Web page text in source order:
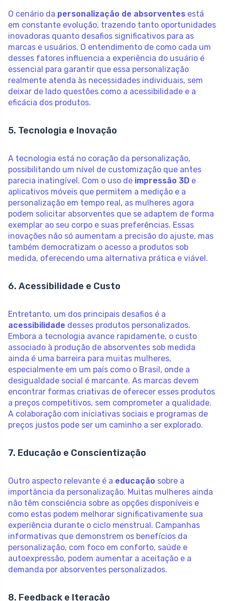
O cenário da personalização de absorventes está
em constante evolução, trazendo tanto oportunidades
inovadoras quanto desafios significativos para as
marcas e usuários. O entendimento de como cada um
desses fatores influencia a experiência do usuário é
essencial para garantir que essa personalização
realmente atenda às necessidades individuais, sem
deixar de lado questões como a acessibilidade e a
eficácia dos produtos.
5. Tecnologia e Inovação
A tecnologia está no coração da personalização,
possibilitando um nível de customização que antes
parecia inatingível. Com o uso de impressão 3D e
aplicativos móveis que permitem a medição e a
personalização em tempo real, as mulheres agora
podem solicitar absorventes que se adaptem de forma
exemplar ao seu corpo e suas preferências. Essas
inovações não só aumentam a precisão do ajuste, mas
também democratizam o acesso a produtos sob
medida, oferecendo uma alternativa prática e viável.
6. Acessibilidade e Custo
Entretanto, um dos principais desafios é a
acessibilidade desses produtos personalizados.
Embora a tecnologia avance rapidamente, o custo
associado à produção de absorventes sob medida
ainda é uma barreira para muitas mulheres,
especialmente em um país como o Brasil, onde a
desigualdade social é marcante. As marcas devem
encontrar formas criativas de oferecer esses produtos
a preços competitivos, sem comprometer a qualidade.
A colaboração com iniciativas sociais e programas de
preços justos pode ser um caminho a ser explorado.
7. Educação e Conscientização
Outro aspecto relevante é a educação sobre a
importância da personalização. Muitas mulheres ainda
não têm consciência sobre as opções disponíveis e
como estas podem melhorar significativamente sua
experiência durante o ciclo menstrual. Campanhas
informativas que demonstrem os benefícios da
personalização, com foco em conforto, saúde e
autoexpressão, podem aumentar a aceitação e a
demanda por absorventes personalizados.
8. Feedback e Iteração